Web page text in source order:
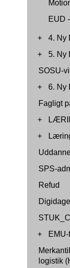
EUD
+
4. Ny
+
5. Ny
SOSU-
+
6. Ny
Fagligt
+
+
SPS-
Refud
Digidage
+
logistik